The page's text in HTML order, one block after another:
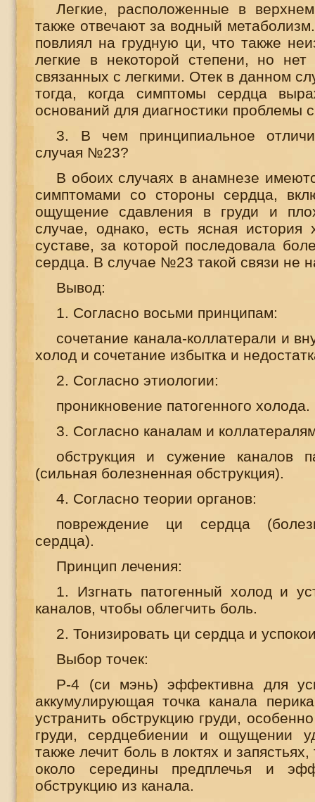
Легкие, расположенные в
также отвечают за водный
повлиял на грудную ци, что также
легкие в некоторой степени, но нет
связанных с легкими. Отек в данном
тогда, когда симптомы сердца
оснований для диагностики проблемы
3. В чем принципиальное
случая №23?
В обоих случаях в анамнезе
симптомами со стороны сердца,
ощущение сдавления в груди и
случае, однако, есть ясная история
суставе, за которой последовала
сердца. В случае №23 такой связи не
Вывод:
1. Согласно восьми принципам:
сочетание канала-коллатерали и
холод и сочетание избытка и
2. Согласно этиологии:
проникновение патогенного холода.
3. Согласно каналам и
обструкция и сужение каналов
(сильная болезненная обструкция).
4. Согласно теории органов:
повреждение ци сердца
сердца).
Принцип лечения:
1. Изгнать патогенный холод и
каналов, чтобы облегчить боль.
2. Тонизировать ци сердца и
Выбор точек:
P-4 (си мэнь) эффективна для
аккумулирующая точка канала
устранить обструкцию груди,
груди, сердцебиении и ощущении
также лечит боль в локтях и
около середины предплечья и
обструкцию из канала.